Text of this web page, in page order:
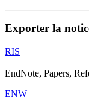
Exporter la
RIS
EndNote, Papers,
ENW